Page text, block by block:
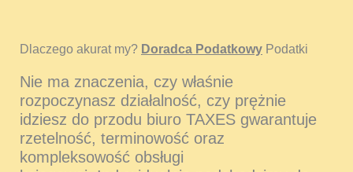
Dlaczego akurat my? Doradca Podatkowy Podatki
Nie ma znaczenia, czy właśnie
rozpoczynasz działalność, czy prężnie
idziesz do przodu biuro TAXES gwarantuje
rzetelność, terminowość oraz
kompleksowość obsługi